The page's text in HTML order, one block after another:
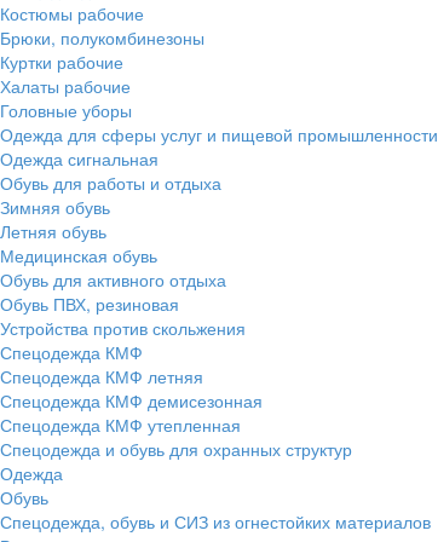
Костюмы рабочие
Брюки, полукомбинезоны
Куртки рабочие
Халаты рабочие
Головные уборы
Одежда для сферы услуг и пищевой промышленности
Одежда сигнальная
Обувь для работы и отдыха
Зимняя обувь
Летняя обувь
Медицинская обувь
Обувь для активного отдыха
Обувь ПВХ, резиновая
Устройства против скольжения
Спецодежда КМФ
Спецодежда КМФ летняя
Спецодежда КМФ демисезонная
Спецодежда КМФ утепленная
Спецодежда и обувь для охранных структур
Одежда
Обувь
Спецодежда, обувь и СИЗ из огнестойких материалов